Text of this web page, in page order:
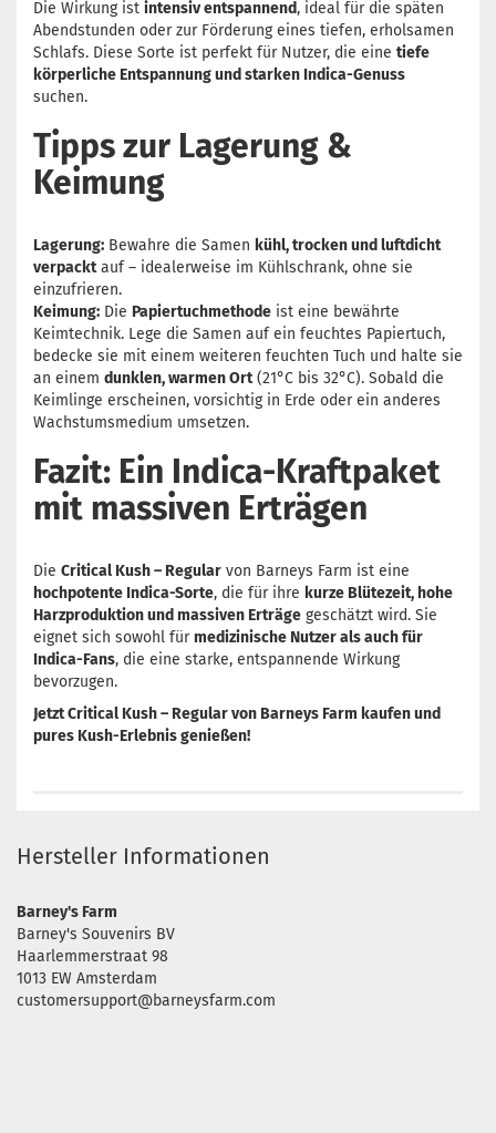
Die Wirkung ist intensiv entspannend, ideal für die späten
Abendstunden oder zur Förderung eines tiefen, erholsamen
Schlafs. Diese Sorte ist perfekt für Nutzer, die eine tiefe
körperliche Entspannung und starken Indica-Genuss
suchen.
Tipps zur Lagerung &
Keimung
Lagerung: Bewahre die Samen kühl, trocken und luftdicht
verpacktauf – idealerweise im Kühlschrank, ohne sie
einzufrieren.
Keimung: Die Papiertuchmethode ist eine bewährte
Keimtechnik. Lege die Samen auf ein feuchtes Papiertuch,
bedecke sie mit einem weiteren feuchten Tuch und halte sie
an einem dunklen, warmen Ort(21°C bis 32°C). Sobald die
Keimlinge erscheinen, vorsichtig in Erde oder ein anderes
Wachstumsmedium umsetzen.
Fazit: Ein Indica-Kraftpaket
mit massiven Erträgen
Die Critical Kush – Regular von Barneys Farm ist eine
hochpotente Indica-Sorte, die für ihre kurze Blütezeit, hohe
Harzproduktion und massiven Erträge geschätzt wird. Sie
eignet sich sowohl fürmedizinische Nutzer als auch für
Indica-Fans, die eine starke, entspannende Wirkung
bevorzugen.
Jetzt Critical Kush – Regular von Barneys Farm kaufen und
pures Kush-Erlebnis genießen!
Hersteller Informationen
Barney's Farm
Barney's Souvenirs BV
Haarlemmerstraat 98
1013 EW Amsterdam
customersupport@barneysfarm.com